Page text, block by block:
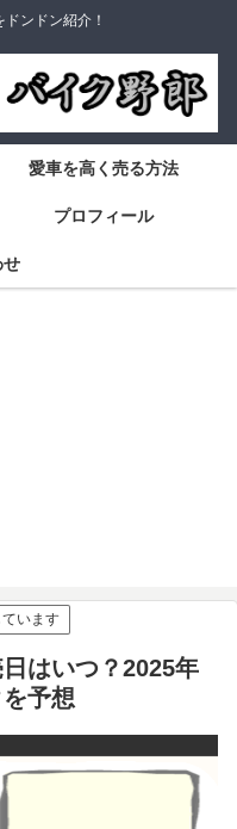
ンドン紹介！
愛車を高く売る方法
プロフィール
せ
います
はいつ？2025年
予想